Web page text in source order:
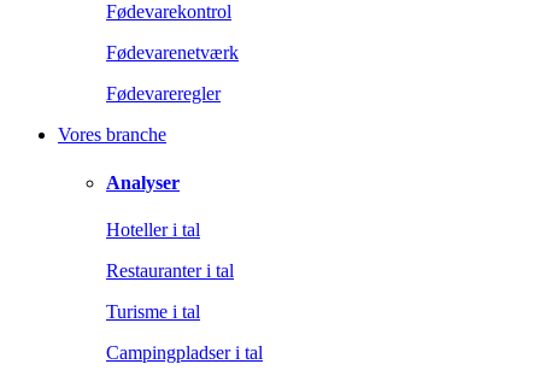
Fødevarekontrol
Fødevarenetværk
Fødevareregler
Vores branche
Analyser
Hoteller i tal
Restauranter i tal
Turisme i tal
Campingpladser i tal